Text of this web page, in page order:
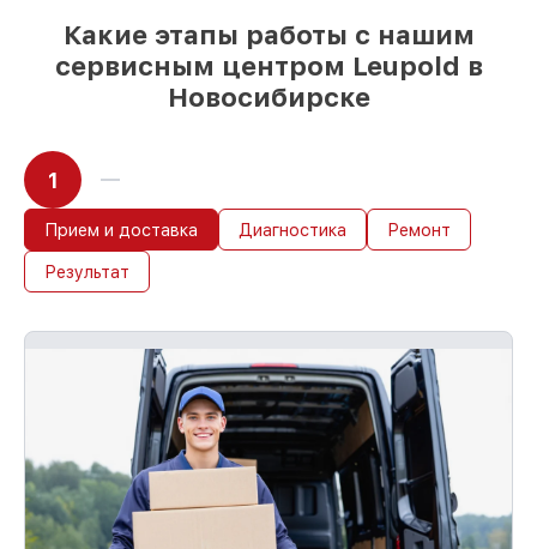
Какие этапы работы с нашим
сервисным центром Leupold в
Новосибирске
1
Прием и доставка Диагностика Ремонт
Результат